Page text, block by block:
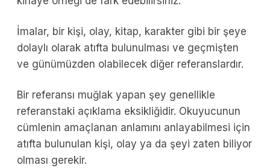
İmalar, bir kişi, olay, kitap, karakter gibi bir şeye
dolaylı olarak atıfta bulunulması ve geçmişten
ve günümüzden olabilecek diğer referanslardır.
Bir referansı muğlak yapan şey genellikle
referanstaki açıklama eksikliğidir. Okuyucunun
cümlenin amaçlanan anlamını anlayabilmesi için
atıfta bulunulan kişi, olay ya da şeyi zaten biliyor
olması gerekir.